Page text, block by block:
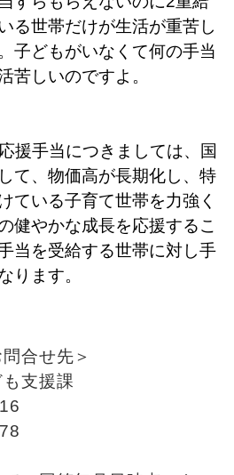
る世帯だけが生活が重苦し
子どもがいなくて何の手当
苦しいのですよ。
援手当につきましては、国
て、物価高が長期化し、特
ている子育て世帯を力強く
健やかな成長を応援するこ
当を受給する世帯に対し手
ります。
合せ先＞
支援課